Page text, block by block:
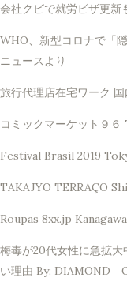
会社クビで就労ビザ更新
WHO、新型コロナで「
ニュースより
旅行代理店在宅ワーク
コミックマーケット９６
Festival Brasil 2019
TAKAJYO TERRAÇO
Roupas 8xx.jp Kanagawa
梅毒が20代女性に急拡
い理由 By: DIAMOND